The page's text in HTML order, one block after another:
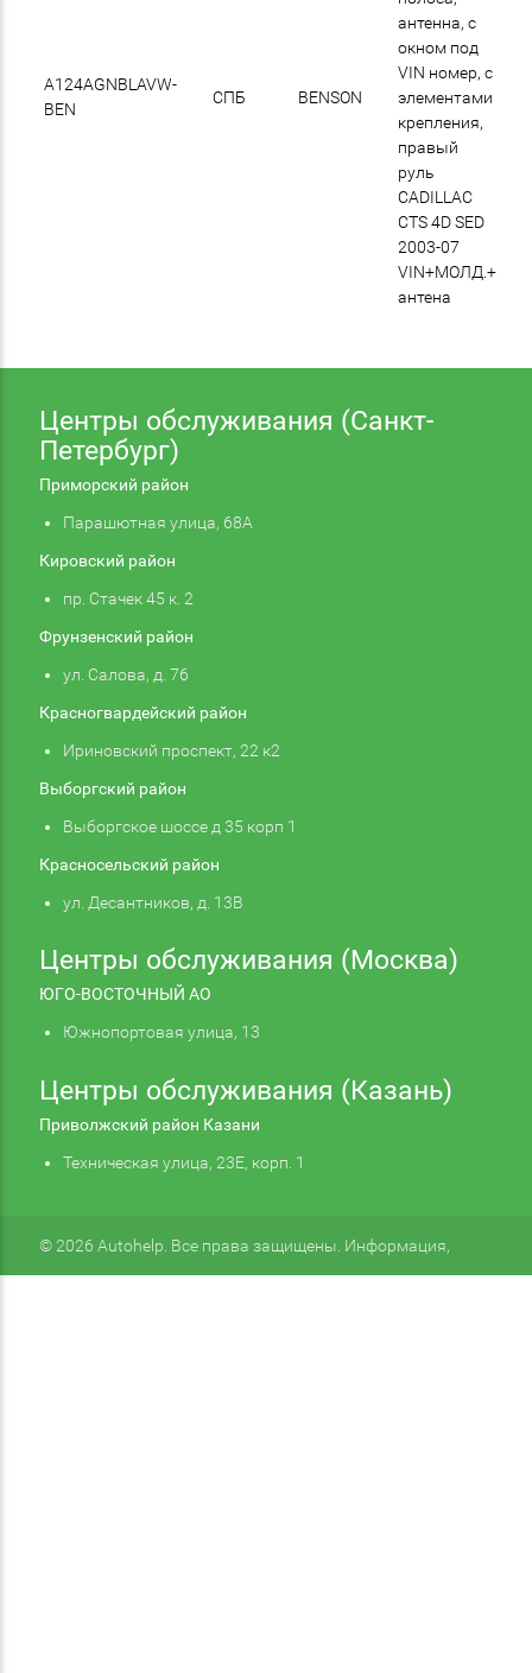
A124AGNBLAVW-
BEN
СПБ BENSON
антенна, с
окном под
VIN номер, с
элементами
крепления,
правый
руль
CADILLAC
CTS 4D SED
2003-07
VIN+МОЛД.+
антена
Центры обслуживания (Санкт-
Петербург)
Приморский район
Парашютная улица, 68А
Кировский район
пр. Стачек 45 к. 2
Фрунзенский район
ул. Салова, д. 76
Красногвардейский район
Ириновский проспект, 22 к2
Выборгский район
Выборгское шоссе д 35 корп 1
Красносельский район
ул. Десантников, д. 13В
Центры обслуживания (Москва)
ЮГО-ВОСТОЧНЫЙ АО
Южнопортовая улица, 13
Центры обслуживания (Казань)
Приволжский район Казани
Техническая улица, 23Е, корп. 1
© 2026 Autohelp. Все права защищены. Информация,